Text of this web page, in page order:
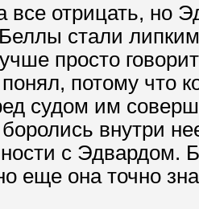
все отрицать, но
стали
просто
потому что
судом им
внутри
с Эдвардом.
еще она точно